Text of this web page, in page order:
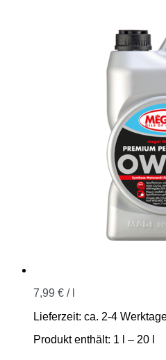
7,99 € /
Lieferzeit: ca. 2-4
Produkt enthält: 1
– 20